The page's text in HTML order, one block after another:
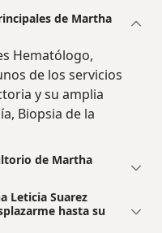
de Martha
Hematólogo,
de los servicios
y su amplia
Biopsia de la
de Martha
Leticia Suarez
hasta su